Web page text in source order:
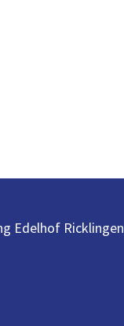
Edelhof Ricklingen